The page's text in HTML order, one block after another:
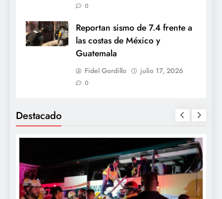
0
Reportan sismo de 7.4 frente a
las costas de México y
Guatemala
Fidel Gordillo julio 17, 2026
0
Destacado